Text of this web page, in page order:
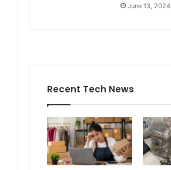
June 13, 2024
Recent Tech News